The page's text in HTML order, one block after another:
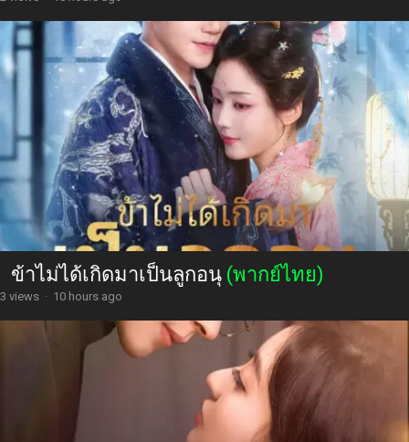
ข้าไม่ได้เกิดมาเป็นลูกอนุ (พากย์ไทย)
3 views · 10 hours ago